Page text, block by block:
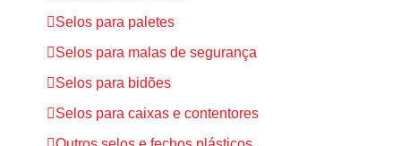
Selos para paletes
Selos para malas de segurança
Selos para bidões
Selos para caixas e contentores